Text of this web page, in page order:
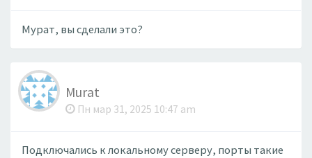
Мурат, вы сделали это?
Murat
Пн мар 31, 2025 10:47 am
Подключались к локальному серверу, порты такие